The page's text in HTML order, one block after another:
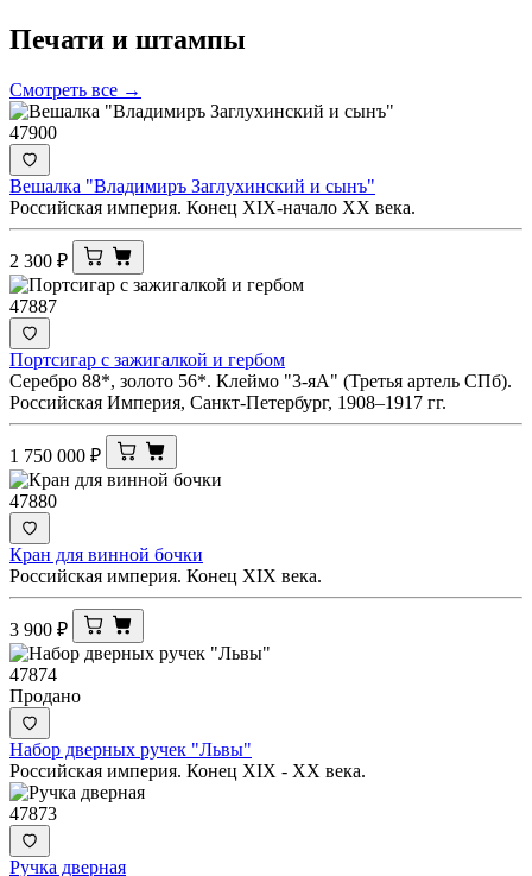
Печати и штампы
Смотреть все →
47900
Вешалка "Владимиръ Заглухинский и сынъ"
Российская империя. Конец XIX-начало ХХ века.
2 300 ₽
47887
Портсигар с зажигалкой и гербом
Серебро 88*, золото 56*. Клеймо "3-яА" (Третья артель СПб).
Российская Империя, Санкт-Петербург, 1908–1917 гг.
1 750 000 ₽
47880
Кран для винной бочки
Российская империя. Конец XIX века.
3 900 ₽
47874
Продано
Набор дверных ручек "Львы"
Российская империя. Конец XIX - ХХ века.
47873
Ручка дверная